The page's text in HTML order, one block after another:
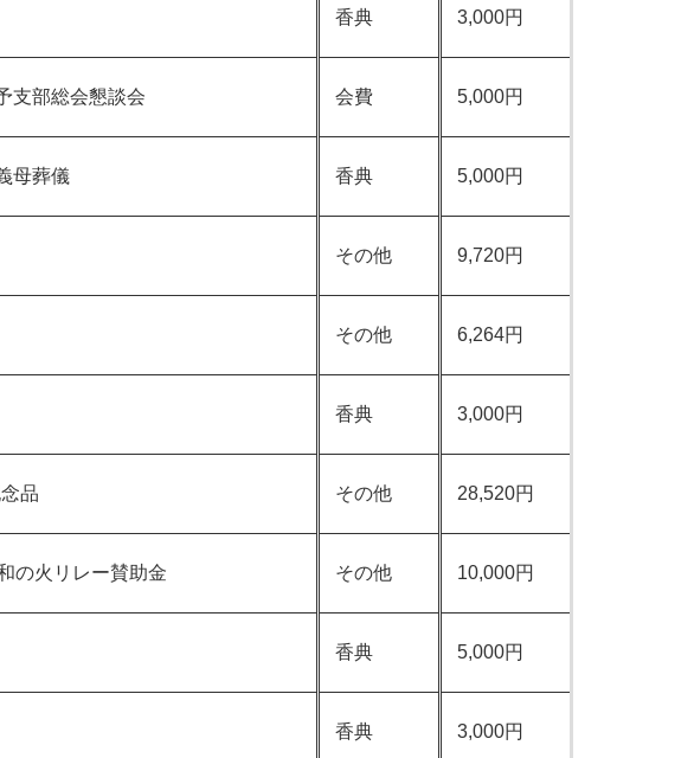
香典 3,000円
支部総会懇談会 会費 5,000円
母葬儀 香典 5,000円
その他 9,720円
その他 6,264円
香典 3,000円
品 その他 28,520円
の火リレー賛助金 その他 10,000円
香典 5,000円
香典 3,000円